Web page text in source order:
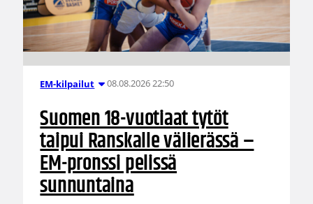
EM-kilpailut 08.08.2026 22:50
Suomen 18-vuotiaat tytöt
taipui Ranskalle välierässä –
EM-pronssi pelissä
sunnuntaina